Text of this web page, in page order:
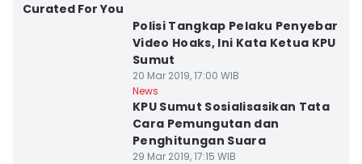
Curated For You
Polisi Tangkap Pelaku Penyebar
Video Hoaks, Ini Kata Ketua KPU
Sumut
20 Mar 2019, 17:00 WIB
News
KPU Sumut Sosialisasikan Tata
Cara Pemungutan dan
Penghitungan Suara
29 Mar 2019, 17:15 WIB